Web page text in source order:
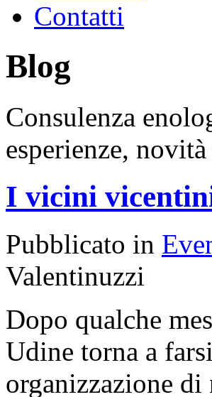
Contatti
Blog
Consulenza
esperienze,
I vicini
Pubblicato in
Valentinuzzi
Dopo qualche
Udine torna a
organizzazione